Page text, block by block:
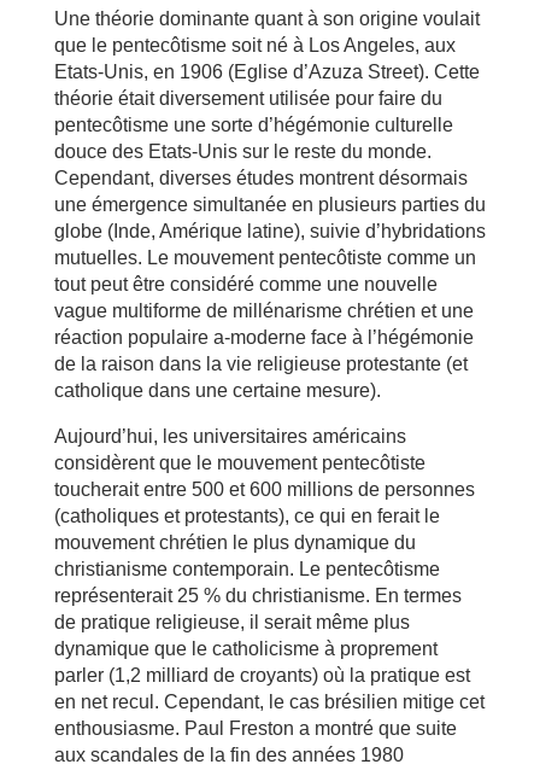
Une théorie dominante quant à son origine voulait
que le pentecôtisme soit né à Los Angeles, aux
Etats-Unis, en 1906 (Eglise d’Azuza Street). Cette
théorie était diversement utilisée pour faire du
pentecôtisme une sorte d’hégémonie culturelle
douce des Etats-Unis sur le reste du monde.
Cependant, diverses études montrent désormais
une émergence simultanée en plusieurs parties du
globe (Inde, Amérique latine), suivie d’hybridations
mutuelles. Le mouvement pentecôtiste comme un
tout peut être considéré comme une nouvelle
vague multiforme de millénarisme chrétien et une
réaction populaire a-moderne face à l’hégémonie
de la raison dans la vie religieuse protestante (et
catholique dans une certaine mesure).
Aujourd’hui, les universitaires américains
considèrent que le mouvement pentecôtiste
toucherait entre 500 et 600 millions de personnes
(catholiques et protestants), ce qui en ferait le
mouvement chrétien le plus dynamique du
christianisme contemporain. Le pentecôtisme
représenterait 25 % du christianisme. En termes
de pratique religieuse, il serait même plus
dynamique que le catholicisme à proprement
parler (1,2 milliard de croyants) où la pratique est
en net recul. Cependant, le cas brésilien mitige cet
enthousiasme. Paul Freston a montré que suite
aux scandales de la fin des années 1980